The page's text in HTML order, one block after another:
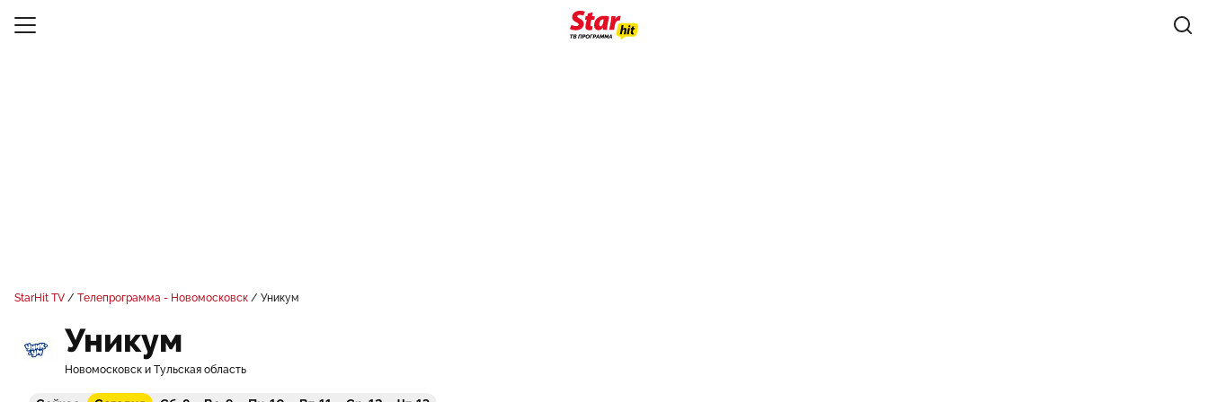
StarHit TV Телепрограмма - Новомосковск Уникум
Уникум
Новомосковск и Тульская область